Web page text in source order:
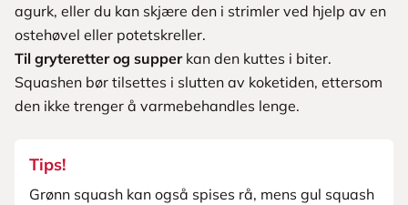
agurk, eller du kan skjære den i strimler ved hjelp av en
ostehøvel eller potetskreller.
Til gryteretter og supper kan den kuttes i biter.
Squashen bør tilsettes i slutten av koketiden, ettersom
den ikke trenger å varmebehandles lenge.
Tips!
Grønn squash kan også spises rå, mens gul squash